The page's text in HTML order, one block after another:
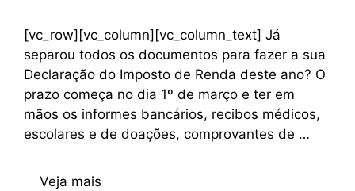
[vc_row][vc_column][vc_column_text] Já
separou todos os documentos para fazer a sua
Declaração do Imposto de Renda deste ano? O
prazo começa no dia 1º de março e ter em
mãos os informes bancários, recibos médicos,
escolares e de doações, comprovantes de …
Veja mais